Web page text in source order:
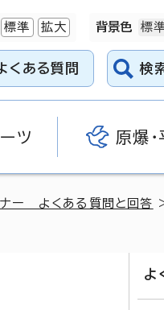
標準 拡大 背景色
くある質問 検
ツ 原爆
ナー よくある質問と回答
よ